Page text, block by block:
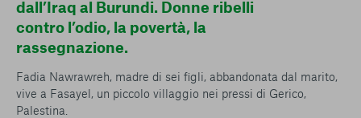
conto del fatto che il blocco di alcuni cookie può
condizionare l’esperienza sulla Piattaforma e il suo
funzionamento. Premendo “Conferma le mie scelte”, la
selezione relativa ai cookie effettuata verrà salvata. Se non è
stata selezionata alcuna opzione, premere questo pulsante
equivarrà a rifiutare tutti i cookie. Per ulteriori informazioni, è
possibile consultare la nostra
dall’Iraq al Burundi. Donne ribelli
contro l’odio, la povertà, la
rassegnazione.
Fadia Nawrawreh, madre di sei figli, abbandonata dal marito,
vive a Fasayel, un piccolo villaggio nei pressi di Gerico,
Palestina.